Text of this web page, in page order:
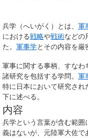
兵学 （へいがく）とは、 軍
における戦略や戦術などの
た。 軍事学とその内容を厳
軍事に関する事柄、すなわ
諸研究を包括する学問。 軍
特に日本において研究さ
下に述べる。
内容
兵学という言葉が含む範
義はないが、元陸軍大佐で